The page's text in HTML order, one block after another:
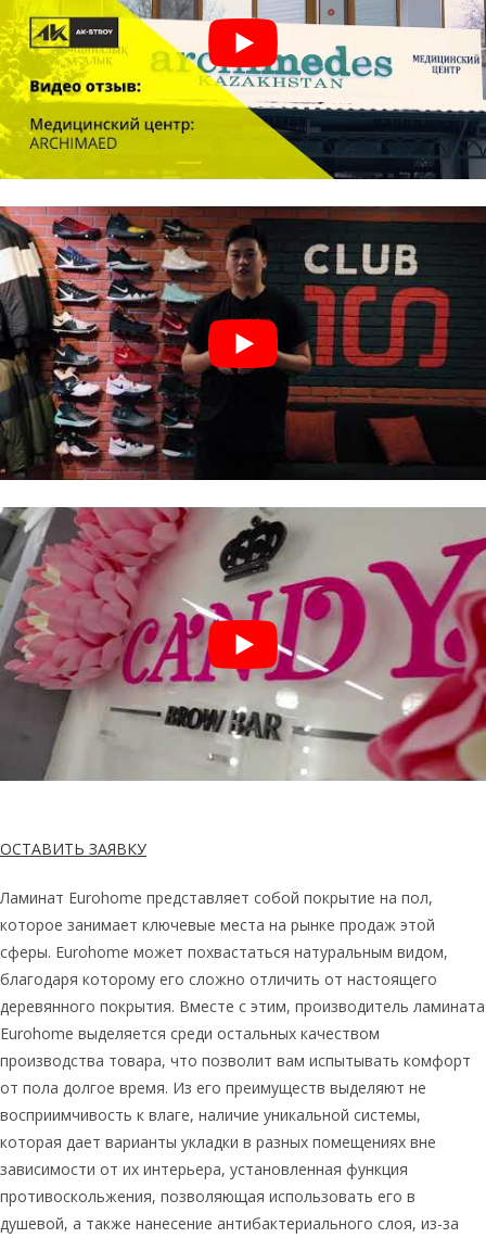
ОСТАВИТЬ ЗАЯВКУ
Ламинат Eurohome представляет собой покрытие на пол,
которое занимает ключевые места на рынке продаж этой
сферы. Eurohome может похвастаться натуральным видом,
благодаря которому его сложно отличить от настоящего
деревянного покрытия. Вместе с этим, производитель ламината
Eurohome выделяется среди остальных качеством
производства товара, что позволит вам испытывать комфорт
от пола долгое время. Из его преимуществ выделяют не
восприимчивость к влаге, наличие уникальной системы,
которая дает варианты укладки в разных помещениях вне
зависимости от их интерьера, установленная функция
противоскольжения, позволяющая использовать его в
душевой, а также нанесение антибактериального слоя, из-за